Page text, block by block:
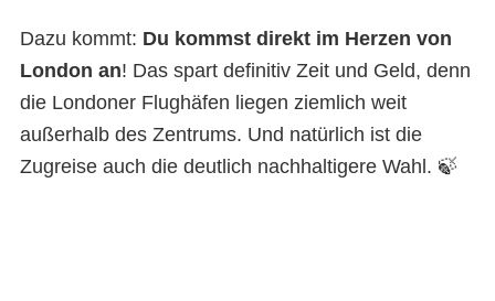
Dazu kommt: Du kommst direkt im Herzen von
London an! Das spart definitiv Zeit und Geld, denn
die Londoner Flughäfen liegen ziemlich weit
außerhalb des Zentrums. Und natürlich ist die
Zugreise auch die deutlich nachhaltigere Wahl. 🍃